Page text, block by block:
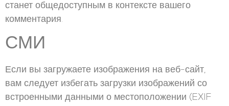
станет общедоступным в контексте вашего
комментария.
СМИ
Если вы загружаете изображения на веб-сайт,
вам следует избегать загрузки изображений со
встроенными данными о местоположении (EXIF